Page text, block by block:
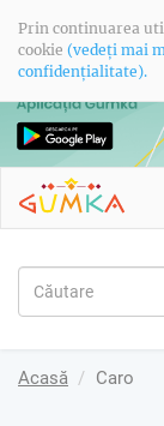
Prin continuarea
cookie (vedeți mai
confidențialitate).
Acasă Caro